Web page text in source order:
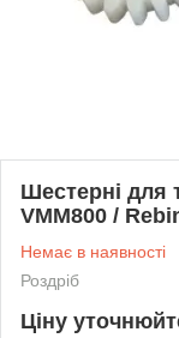
Шестерні для
VMM800 /
Немає в наявності
Роздріб
Ціну